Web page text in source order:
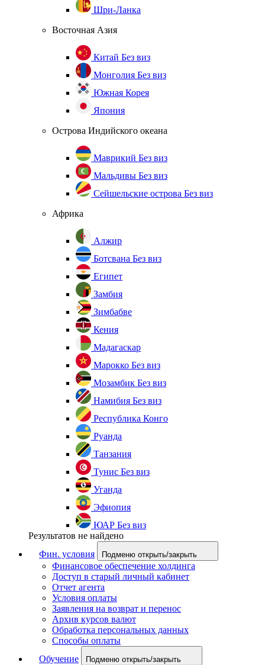
Шри-Ланка
Восточная Азия
Китай Без виз
Монголия Без виз
Южная Корея
Япония
Острова Индийского океана
Маврикий Без виз
Мальдивы Без виз
Сейшельские острова Без виз
Африка
Алжир
Ботсвана Без виз
Египет
Замбия
Зимбабве
Кения
Мадагаскар
Марокко Без виз
Мозамбик Без виз
Намибия Без виз
Республика Конго
Руанда
Танзания
Тунис Без виз
Уганда
Эфиопия
ЮАР Без виз
Результатов не найдено
Фин. условия
Подменю открыть/закрыть
Финансовое обеспечение холдинга
Доступ в старый личный кабинет
Отчет агента
Условия оплаты
Заявления на возврат и перенос
Архив курсов валют
Обработка персональных данных
Способы оплаты
Обучение
Подменю открыть/закрыть